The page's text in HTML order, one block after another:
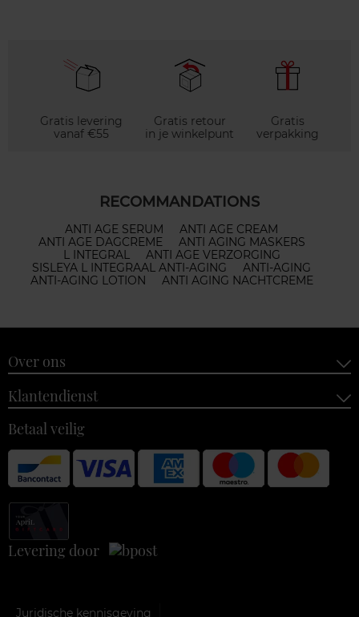
Gratis levering
vanaf €55
Gratis retour
in je winkelpunt
Gratis
verpakking
RECOMMANDATIONS
ANTI AGE SERUM
ANTI AGE CREAM
ANTI AGE DAGCREME
ANTI AGING MASKERS
L INTEGRAL
ANTI AGE VERZORGING
SISLEYA L INTEGRAAL ANTI-AGING
ANTI-AGING
ANTI-AGING LOTION
ANTI AGING NACHTCREME
Over ons
Klantendienst
Betaal veilig
Levering door
Juridische kennisgeving